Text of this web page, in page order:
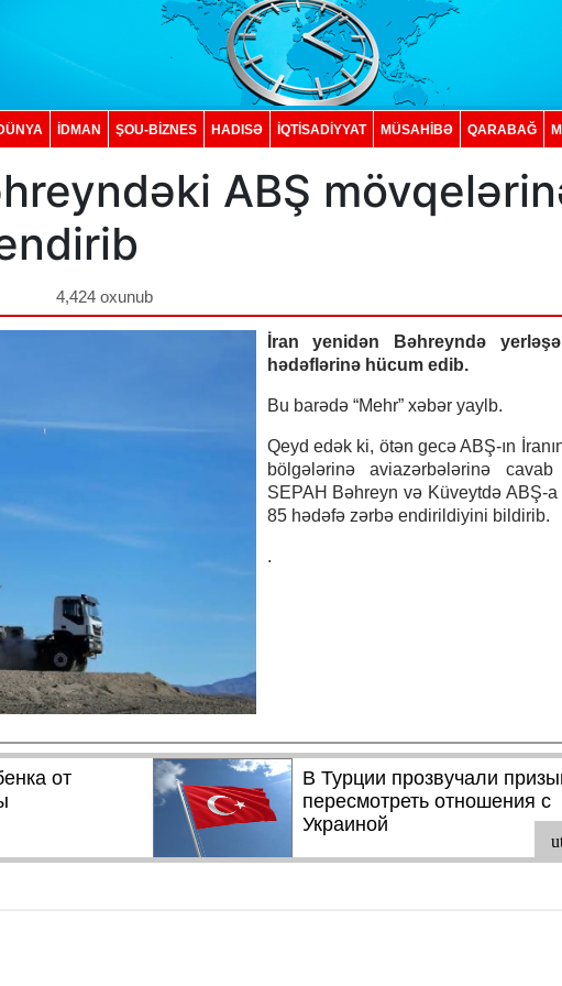
İDMAN ŞOU-BİZNES HADISƏ İQTISADIYYAT MÜSAHİBƏ QARABAĞ
ABŞ
4,424 oxunub
İran yenidən Bəhreyndə
hədəflərinə hücum edib.
Bu barədə “Mehr” xəbər yaylb.
Qeyd edək ki, ötən gecə ABŞ-ın
bölgələrinə aviazərbələrinə cavab
SEPAH Bəhreyn və Küveytdə ABŞ-a
85 hədəfə zərbə endirildiyini bildirib.
.